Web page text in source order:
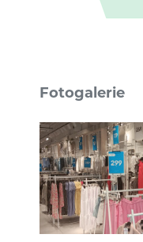
Fotogalerie